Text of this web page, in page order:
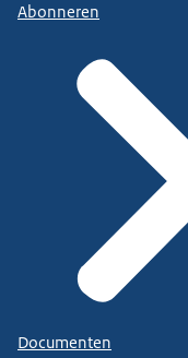
Abonneren
Documenten